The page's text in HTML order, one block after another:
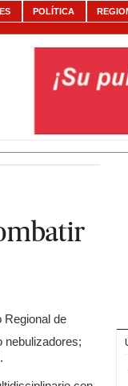
POLÍTICA
Regional de
nebulizadores;